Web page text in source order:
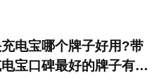
电宝哪个牌子好用?带
宝口碑最好的牌子有哪